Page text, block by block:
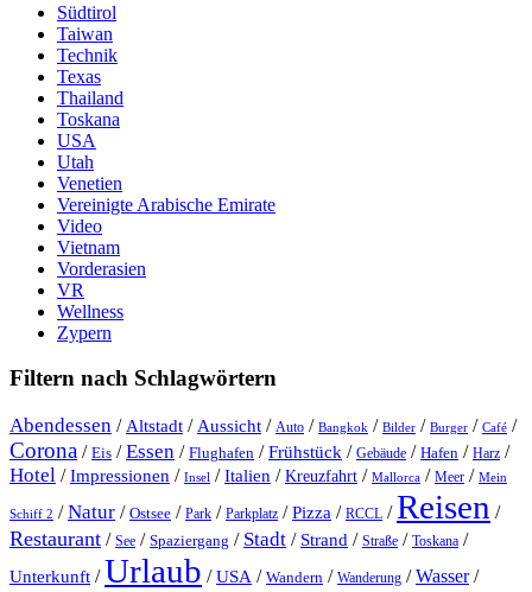
Südtirol
Taiwan
Technik
Texas
Thailand
Toskana
USA
Utah
Venetien
Vereinigte Arabische Emirate
Video
Vietnam
Vorderasien
VR
Wellness
Zypern
Filtern nach Schlagwörtern
Abendessen / Altstadt / Aussicht / Auto / Bangkok / Bilder / Burger / Café /
Corona / Eis /Essen / Flughafen /Frühstück / Gebäude / Hafen / Harz /
Hotel /Impressionen / Insel /Italien /Kreuzfahrt / Mallorca / Meer / Mein
Schiff 2 /Natur / Ostsee / Park / Parkplatz /Pizza / RCCL /Reisen /
Restaurant / See / Spaziergang / Stadt / Strand / Straße / Toskana /
Unterkunft /Urlaub /USA / Wandern / Wanderung /Wasser/